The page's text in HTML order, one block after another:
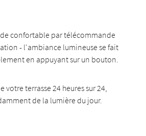
confortable par télécommande
- l'ambiance lumineuse se fait
en appuyant sur un bouton.
votre terrasse 24 heures sur 24,
de la lumière du jour.